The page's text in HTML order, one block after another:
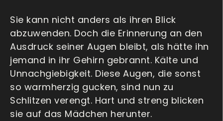
Sie kann nicht anders als ihren Blick
abzuwenden. Doch die Erinnerung an den
Ausdruck seiner Augen bleibt, als hätte ihn
jemand in ihr Gehirn gebrannt. Kälte und
Unnachgiebigkeit. Diese Augen, die sonst
so warmherzig gucken, sind nun zu
Schlitzen verengt. Hart und streng blicken
sie auf das Mädchen herunter.